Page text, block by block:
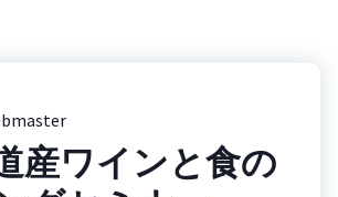
産ワインと食の